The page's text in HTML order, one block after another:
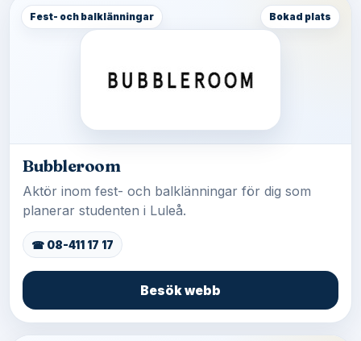
Fest- och balklänningar Bokad plats
Bubbleroom
Aktör inom fest- och balklänningar för dig som
planerar studenten i Luleå.
☎ 08-411 17 17
Besök webb